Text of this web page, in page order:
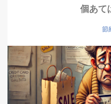
個あて
節